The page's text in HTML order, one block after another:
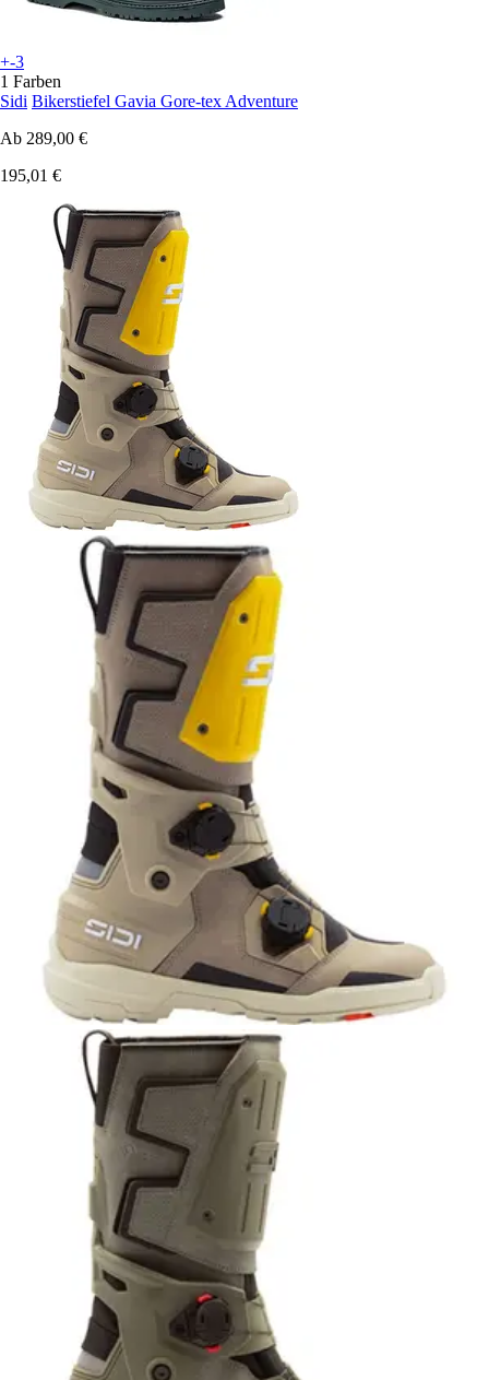
+-3
1 Farben
Sidi Bikerstiefel Gavia Gore-tex Adventure
Ab 289,00 €
195,01 €